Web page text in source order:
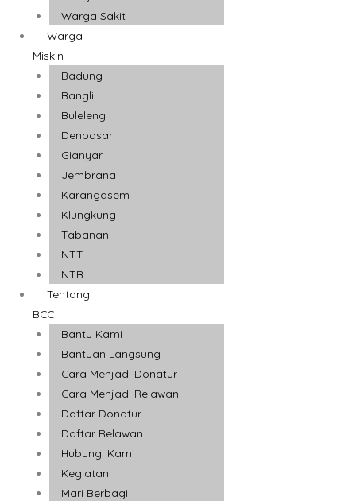
Warga Sakit
Warga
Miskin
Badung
Bangli
Buleleng
Denpasar
Gianyar
Jembrana
Karangasem
Klungkung
Tabanan
NTT
NTB
Tentang
BCC
Bantu Kami
Bantuan Langsung
Cara Menjadi Donatur
Cara Menjadi Relawan
Daftar Donatur
Daftar Relawan
Hubungi Kami
Kegiatan
Mari Berbagi